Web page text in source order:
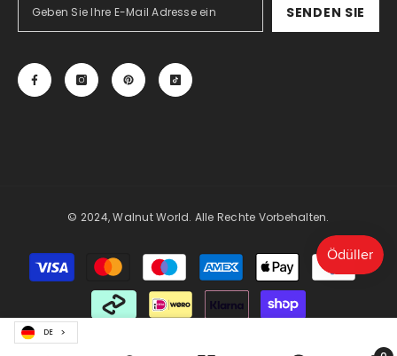
SENDEN SIE
© 2024, Walnut World. Alle Rechte Vorbehalten.
Zahlungsmöglichkeiten
DE